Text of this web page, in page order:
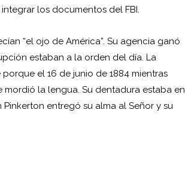
los documentos del FBI.
“el ojo de América”. Su agencia ganó
estaban a la orden del día. La
el 16 de junio de 1884 mientras
la lengua. Su dentadura estaba en
entregó su alma al Señor y su